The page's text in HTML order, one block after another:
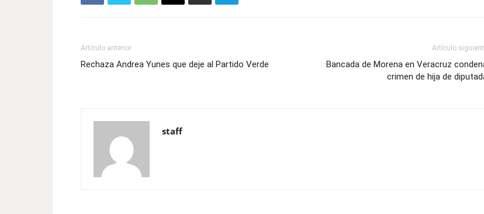
Artículo anterior
Rechaza Andrea Yunes que deje al Partido Verde
Artículo
Bancada de Morena en Veracruz
crimen de hija de
staff